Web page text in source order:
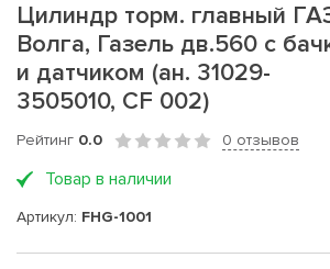
Цилиндр торм. главный
Волга, Газель дв.560 с
и датчиком (ан. 31029-
3505010, CF 002)
Рейтинг 0.0 0 отзывов
Товар в наличии
Артикул: FHG-1001